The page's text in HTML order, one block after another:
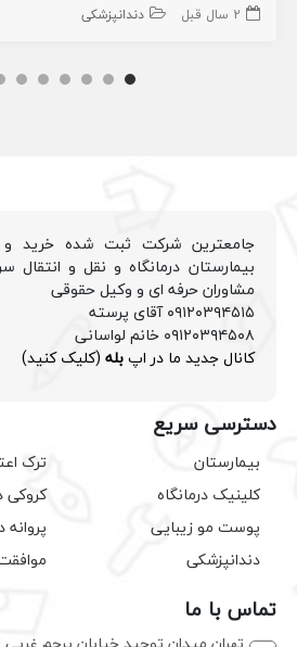
2 سال قبل دندانپزشکی
جامعترین شرکت ثبت شده خرید
بیمارستان درمانگاه و نقل و انتقال
مشاوران حرفه ای و وکیل حقوقی
۰۹۱۲۰۳۹۴۵۱۵ آقای پرسته
۰۹۱۲۰۳۹۴۵۰۸ خانم لواسانی
کانال جدید ما در اپبله (کلیک کنید)
دسترسی سریع
بیمارستان
کلینیک درمانگاه
پوست مو زیبایی
دندانپزشکی
ترک
کروکی
پروانه
تماس با ما